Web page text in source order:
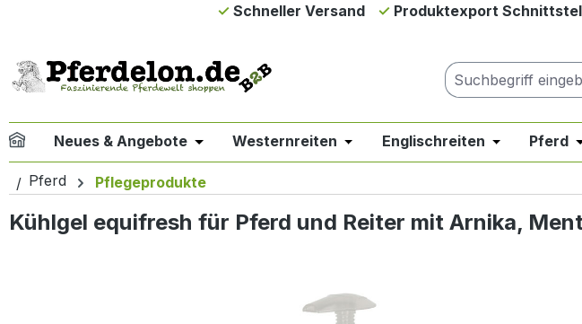
Zur Hauptnavigation springen
Schneller Versand Produktexport
Neues & Angebote Öffne oder Schließe das Dropdown der Kategorie Neues
Westernreiten Öffne oder Schließe das
Englischreiten Öffne oder
Pferd
Pferd Pflegeprodukte
Kühlgel equifresh für Pferd und Reiter mit Arnika,